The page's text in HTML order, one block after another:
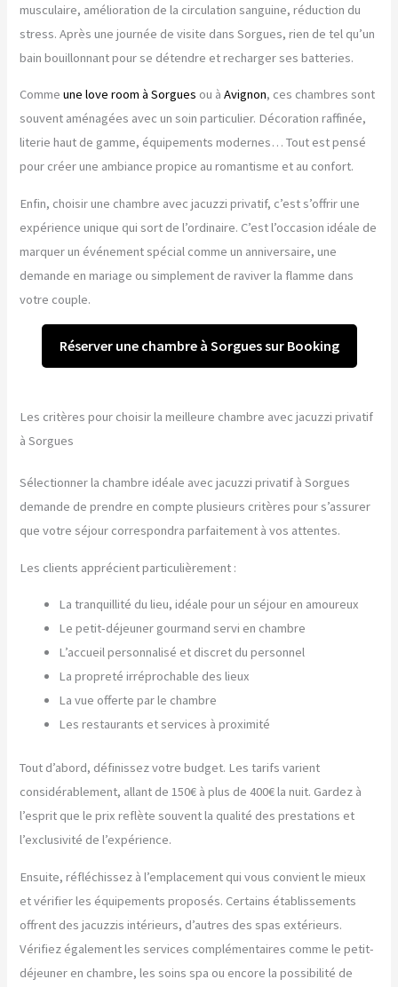
musculaire, amélioration de la circulation sanguine, réduction du
stress. Après une journée de visite dans Sorgues, rien de tel qu’un
bain bouillonnant pour se détendre et recharger ses batteries.
Comme une love room à Sorgues ou àAvignon, ces chambres sont
souvent aménagées avec un soin particulier. Décoration raffinée,
literie haut de gamme, équipements modernes… Tout est pensé
pour créer une ambiance propice au romantisme et au confort.
Enfin, choisir une chambre avec jacuzzi privatif, c’est s’offrir une
expérience unique qui sort de l’ordinaire. C’est l’occasion idéale de
marquer un événement spécial comme un anniversaire, une
demande en mariage ou simplement de raviver la flamme dans
votre couple.
Réserver une chambre à Sorgues sur Booking
Les critères pour choisir la meilleure chambre avec jacuzzi privatif
à Sorgues
Sélectionner la chambre idéale avec jacuzzi privatif à Sorgues
demande de prendre en compte plusieurs critères pour s’assurer
que votre séjour correspondra parfaitement à vos attentes.
Les clients apprécient particulièrement :
La tranquillité du lieu, idéale pour un séjour en amoureux
Le petit-déjeuner gourmand servi en chambre
L’accueil personnalisé et discret du personnel
La propreté irréprochable des lieux
La vue offerte par le chambre
Les restaurants et services à proximité
Tout d’abord, définissez votre budget. Les tarifs varient
considérablement, allant de 150€ à plus de 400€ la nuit. Gardez à
l’esprit que le prix reflète souvent la qualité des prestations et
l’exclusivité de l’expérience.
Ensuite, réfléchissez à l’emplacement qui vous convient le mieux
et vérifier les équipements proposés. Certains établissements
offrent des jacuzzis intérieurs, d’autres des spas extérieurs.
Vérifiez également les services complémentaires comme le petit-
déjeuner en chambre, les soins spa ou encore la possibilité de